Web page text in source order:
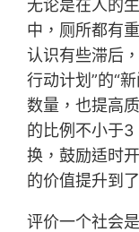
无论是在人的
中，厕所都有
认识有些滞后
行动计划”的“
数量，也提高
的比例不小于
换，鼓励适时
的价值提升到
评价一个社会